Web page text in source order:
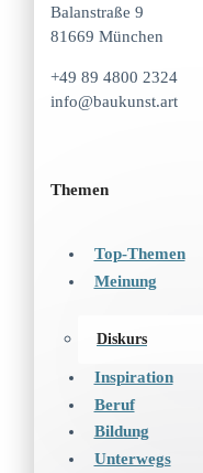
Balanstraße 9
81669 München
+49 89 4800 2324
info@baukunst.art
Themen
Top-Themen
Meinung
Diskurs
Inspiration
Beruf
Bildung
Unterwegs